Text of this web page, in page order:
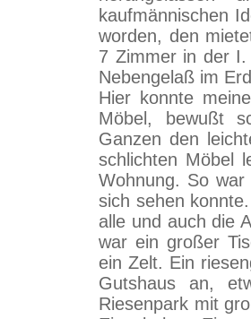
kaufmännischen
worden, den
7 Zimmer in der
Nebengelaß im
Hier konnte
Möbel, bewußt
Ganzen den
schlichten Möbel
Wohnung. So
sich sehen
alle und auch die
war ein großer
ein Zelt. Ein
Gutshaus an,
Riesenpark mit